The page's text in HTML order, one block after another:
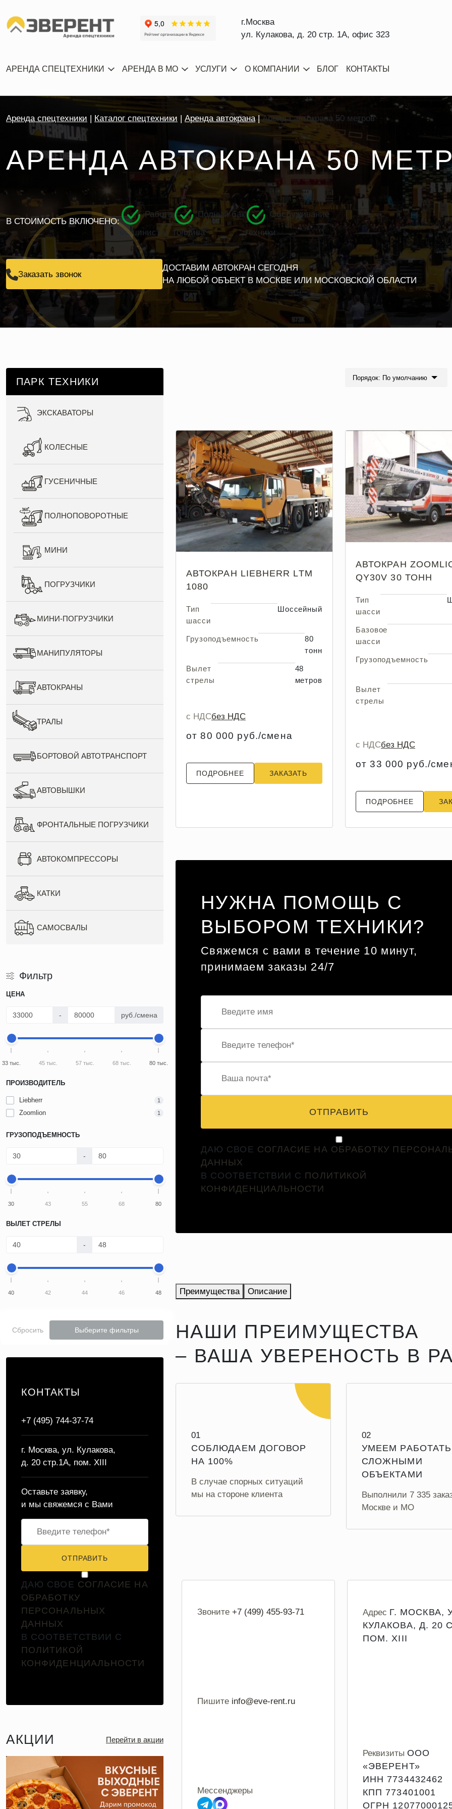
г.Москва
ул. Кулакова, д. 20 стр. 1А, офис 323
АРЕНДА СПЕЦТЕХНИКИ АРЕНДА В МО УСЛУГИ О КОМПАНИИ БЛОГ КОНТАКТЫ
Аренда спецтехники Каталог спецтехники Аренда автокрана Аренда автокрана 50 метров
АРЕНДА АВТОКРАНА 50
В СТОИМОСТЬ ВКЛЮЧЕНО:
Работа
машиниста
Полный бак
топлива
Обслуживание
техники
Заказать звонок
ДОСТАВИМ АВТОКРАН СЕГОДНЯ
НА ЛЮБОЙ ОБЪЕКТ В МОСКВЕ ИЛИ МОСКОВСКОЙ ОБЛАСТИ
ПАРК ТЕХНИКИ
ЭКСКАВАТОРЫ
КОЛЕСНЫЕ
ГУСЕНИЧНЫЕ
ПОЛНОПОВОРОТНЫЕ
МИНИ
ПОГРУЗЧИКИ
МИНИ-ПОГРУЗЧИКИ
МАНИПУЛЯТОРЫ
АВТОКРАНЫ
ТРАЛЫ
БОРТОВОЙ АВТОТРАНСПОРТ
АВТОВЫШКИ
ФРОНТАЛЬНЫЕ ПОГРУЗЧИКИ
АВТОКОМПРЕССОРЫ
КАТКИ
САМОСВАЛЫ
Фильтр
ЦЕНА
- руб./смена
33 тыс. 45 тыс. 57 тыс. 68 тыс. 80 тыс.
ПРОИЗВОДИТЕЛЬ
Liebherr 1
Zoomlion 1
ГРУЗОПОДЪЕМНОСТЬ
-
30 43 55 68 80
ВЫЛЕТ СТРЕЛЫ
-
40 42 44 46 48
Сбросить Выберите фильтры
КОНТАКТЫ
+7 (495) 744-37-74
г. Москва, ул. Кулакова,
д. 20 стр.1А, пом. XIII
Оставьте заявку,
и мы свяжемся с Вами
ОТПРАВИТЬ
ДАЮ СВОЕ СОГЛАСИЕ НА
ОБРАБОТКУ
ПЕРСОНАЛЬНЫХ
ДАННЫХ
В СООТВЕТСТВИИ С
ПОЛИТИКОЙ
КОНФИДЕНЦИАЛЬНОСТИ
АКЦИИ Перейти в акции
Порядок: По умолчанию
АВТОКРАН LIEBHERR LTM
1080
Тип
шасси
Шоссейный
Грузоподъемность
80
тонн
Вылет
стрелы
48
метров
с НДСбез НДС
от 80 000 руб./смена
ПОДРОБНЕЕ ЗАКАЗАТЬ
АВТОКРАН
QY30V 30 ТОНН
Тип
шасси
Базовое
шасси
Грузоподъемность
Вылет
стрелы
с НДСбез НДС
от 33 000 руб./
ПОДРОБНЕЕ
НУЖНА ПОМОЩЬ С
ВЫБОРОМ ТЕХНИКИ?
Свяжемся с вами в течение 10 минут,
принимаем заказы 24/7
ОТПРАВИТЬ
ДАЮ СВОЕ СОГЛАСИЕ НА ОБРАБОТКУ
ДАННЫХ
В СООТВЕТСТВИИ С ПОЛИТИКОЙ
КОНФИДЕНЦИАЛЬНОСТИ
Преимущества Описание
НАШИ ПРЕИМУЩЕСТВА
– ВАША УВЕРЕНОСТЬ В
01
СОБЛЮДАЕМ ДОГОВОР
НА 100%
В случае спорных ситуаций
мы на стороне клиента
02
УМЕЕМ
СЛОЖНЫМИ
ОБЪЕКТАМИ
Выполнили 7 335
Москве и МО
Звоните +7 (499) 455-93-71
Пишите info@eve-rent.ru
Мессенджеры
Адрес Г. МОСКВА,
КУЛАКОВА, Д. 20
ПОМ. XIII
Реквизиты ООО
«ЭВЕРЕНТ»
ИНН 7734432462
КПП 773401001
ОГРН